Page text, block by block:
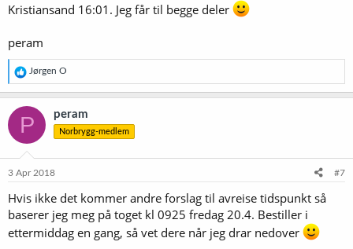
Kristiansand 16:01. Jeg får til begge deler
peram
R
e
a
k
s
o
e
:
Jørgen O
P peram
Norbrygg-medlem
3 Apr 2018 #7
Hvis ikke det kommer andre forslag til avreise tidspunkt så
baserer jeg meg på toget kl 0925 fredag 20.4. Bestiller i
ettermiddag en gang, så vet dere når jeg drar nedover